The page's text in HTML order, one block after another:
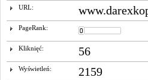
URL:
PageRank:
Kliknięć: 56
Wyświetleń: 2159